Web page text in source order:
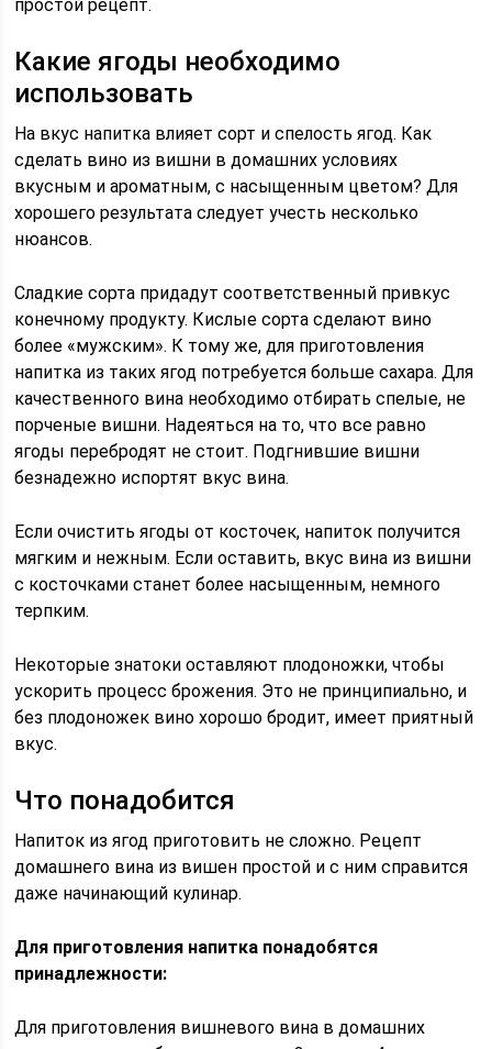
простой рецепт.
Какие ягоды необходимо
использовать
На вкус напитка влияет сорт и спелость ягод. Как
сделать вино из вишни в домашних условиях
вкусным и ароматным, с насыщенным цветом? Для
хорошего результата следует учесть несколько
нюансов.
Сладкие сорта придадут соответственный привкус
конечному продукту. Кислые сорта сделают вино
более «мужским». К тому же, для приготовления
напитка из таких ягод потребуется больше сахара. Для
качественного вина необходимо отбирать спелые, не
порченые вишни. Надеяться на то, что все равно
ягоды перебродят не стоит. Подгнившие вишни
безнадежно испортят вкус вина.
Если очистить ягоды от косточек, напиток получится
мягким и нежным. Если оставить, вкус вина из вишни
с косточками станет более насыщенным, немного
терпким.
Некоторые знатоки оставляют плодоножки, чтобы
ускорить процесс брожения. Это не принципиально, и
без плодоножек вино хорошо бродит, имеет приятный
вкус.
Что понадобится
Напиток из ягод приготовить не сложно. Рецепт
домашнего вина из вишен простой и с ним справится
даже начинающий кулинар.
Для приготовления напитка понадобятся
принадлежности:
Для приготовления вишневого вина в домашних